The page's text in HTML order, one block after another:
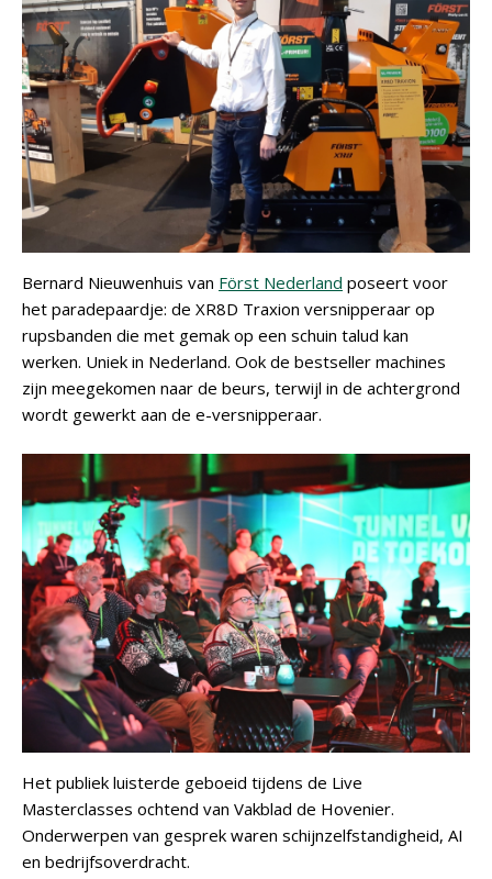
Bernard Nieuwenhuis van Först Nederland poseert voor
het paradepaardje: de XR8D Traxion versnipperaar op
rupsbanden die met gemak op een schuin talud kan
werken. Uniek in Nederland. Ook de bestseller machines
zijn meegekomen naar de beurs, terwijl in de achtergrond
wordt gewerkt aan de e-versnipperaar.
Het publiek luisterde geboeid tijdens de Live
Masterclasses ochtend van Vakblad de Hovenier.
Onderwerpen van gesprek waren schijnzelfstandigheid, AI
en bedrijfsoverdracht.